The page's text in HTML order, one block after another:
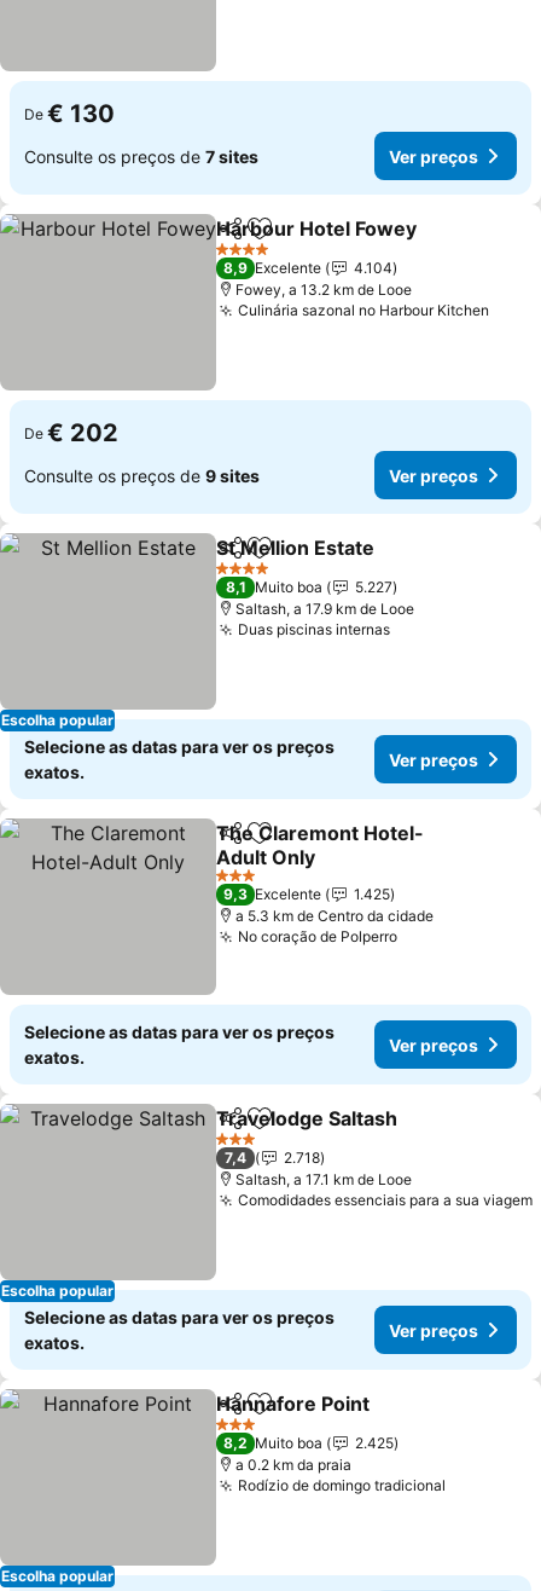
De € 130
Consulte os preços de 7 sites Ver preços
PartilharAdicionar aos favoritos
Harbour Hotel Fowey
4 Estrelas
8,9 Excelente
4.104
Fowey, a 13.2 km de Looe
Culinária sazonal no Harbour Kitchen
De € 202
Consulte os preços de 9 sites Ver preços
Escolha popular
PartilharAdicionar aos favoritos
St Mellion Estate
4 Estrelas
8,1 Muito boa
5.227
Saltash, a 17.9 km de Looe
Duas piscinas internas
Selecione as datas para ver os preços
exatos.
Ver preços
PartilharAdicionar aos favoritos
The Claremont Hotel-
Adult Only
3 Estrelas
9,3 Excelente
1.425
a 5.3 km de Centro da cidade
No coração de Polperro
Selecione as datas para ver os preços
exatos.
Ver preços
Escolha popular
PartilharAdicionar aos favoritos
Travelodge Saltash
3 Estrelas
7,4
2.718
Saltash, a 17.1 km de Looe
Comodidades essenciais para a sua viagem
Selecione as datas para ver os preços
exatos.
Ver preços
Escolha popular
PartilharAdicionar aos favoritos
Hannafore Point
3 Estrelas
8,2 Muito boa
2.425
a 0.2 km da praia
Rodízio de domingo tradicional